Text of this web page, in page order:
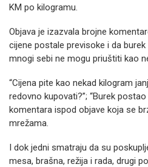
KM po kilogramu.
Objava je izazvala brojne
cijene postale previsoke i da
mnogi sebi ne mogu priuštiti kao
“Cijena pite kao nekad kilogram
redovno kupovati?”; “Burek
komentara ispod objave koja se
mrežama.
I dok jedni smatraju da su
mesa, brašna, režija i rada, drugi